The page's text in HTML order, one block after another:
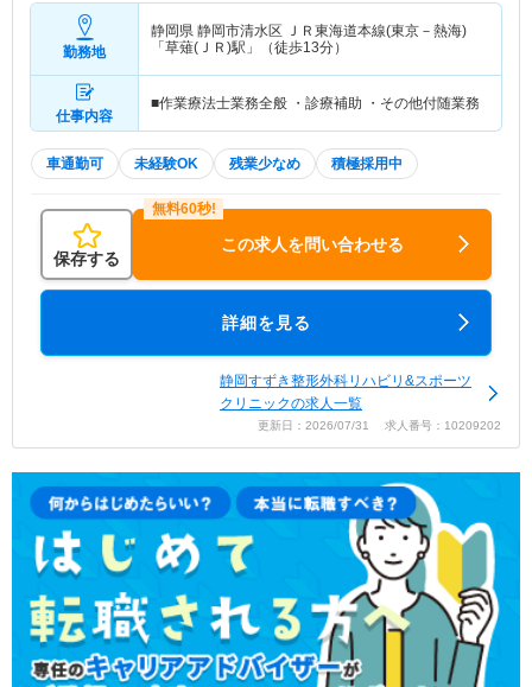
勤務地
静岡県 静岡市清水区 ＪＲ東海道本線(東京－熱海)
「草薙(ＪＲ)駅」（徒歩13分）
仕事内容
■作業療法士業務全般 ・診療補助 ・その他付随業務
車通勤可 未経験OK 残業少なめ 積極採用中
保存する
この求人を問い合わせる
詳細を見る
静岡すずき整形外科リハビリ&スポーツ
クリニックの求人一覧
更新日：2026/07/31 求人番号：10209202